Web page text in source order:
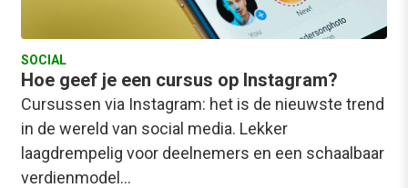
SOCIAL
Hoe geef je een cursus op Instagram?
Cursussen via Instagram: het is de nieuwste trend
in de wereld van social media. Lekker
laagdrempelig voor deelnemers en een schaalbaar
verdienmodel…